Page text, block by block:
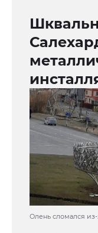
Олень сломался